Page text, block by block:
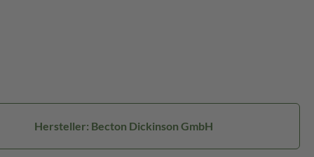
Hersteller: Becton Dickinson GmbH